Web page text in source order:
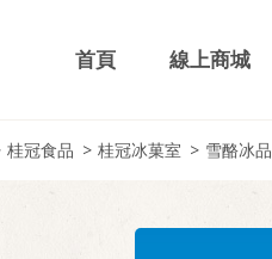
首頁 線上商城
桂冠食品 桂冠冰菓室 雪酪冰品